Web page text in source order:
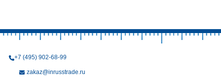
+7 (495) 902-68-99
zakaz@inrusstrade.ru